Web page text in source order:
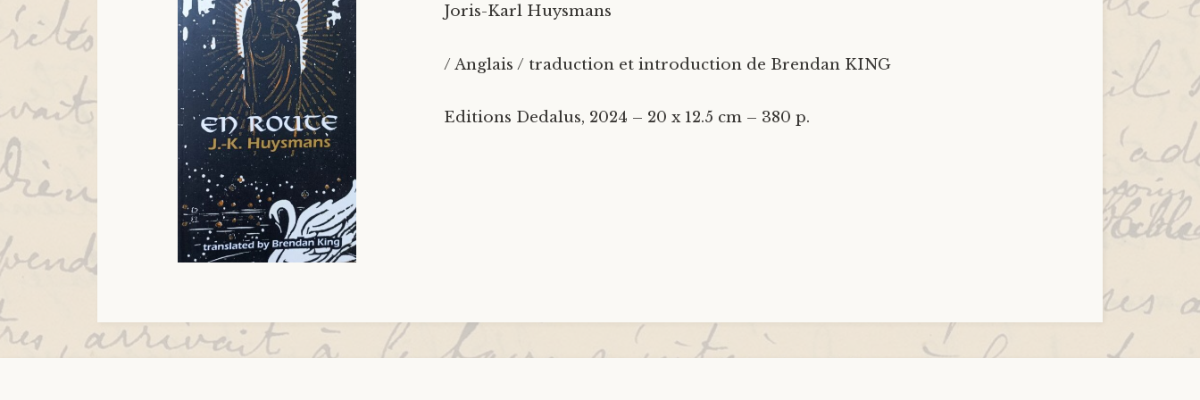
Joris-Karl Huysmans
/ Anglais / traduction et introduction de Brendan KING
Editions Dedalus, 2024 – 20 x 12.5 cm – 380 p.